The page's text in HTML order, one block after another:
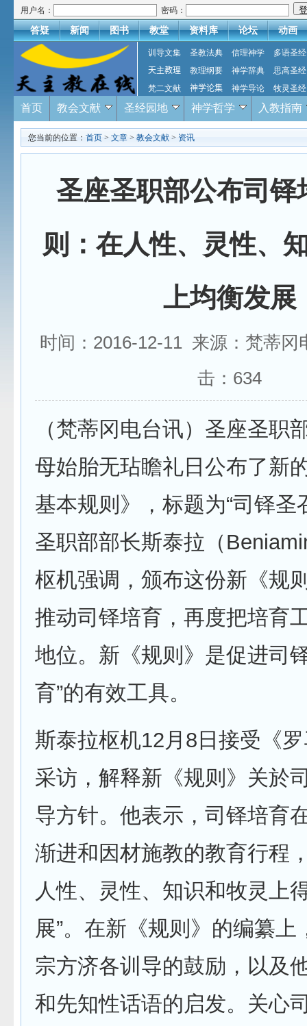
用户名： 密码：
答疑 新闻 图书 教堂 资料库 论坛 动画
训导文集 圣教法典 信理神学
多语圣经
天主教理
教理纲要 神学辞典
思高圣经
梵二文献
神学论集 神学导论 牧灵圣经
首页 教会文献 圣经园地 神学哲学 入教指南
您当前的位置： 首页 > 文章 > 教会文献 > 资讯
圣座圣职部公布司铎
则：在人性、灵性、
上均衡发展
时间：2016-12-11 来源：梵蒂
击： 634
（梵蒂冈电台讯）圣座圣职
母始胎无玷瞻礼日公布了新
基本规则》，标题为“司铎圣
圣职部部长斯泰拉（
枢机强调，颁布这份新《规
推动司铎培育，再度把培育
地位。新《规则》是促进司
育”的有效工具。
斯泰拉枢机12月8日接受《
采访，解释新《规则》关於
导方针。他表示，司铎培育
渐进和因材施教的教育行程
人性、灵性、知识和牧灵上
展”。在新《规则》的编纂上
宗方济各训导的鼓励，以及
和先知性话语的启发。关心